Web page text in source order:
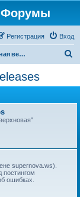
Форумы
Вход
Регистрация
[ru/en] Публичная версия/Public releases
supernova.ws).
ошибках.